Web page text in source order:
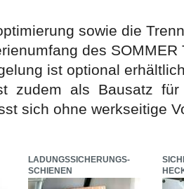
sowie die
des SOMMER
ist optional
zudem als Bausatz für
sich ohne werkseitige
LADUNGSSICHERUNGS-
SCHIENEN